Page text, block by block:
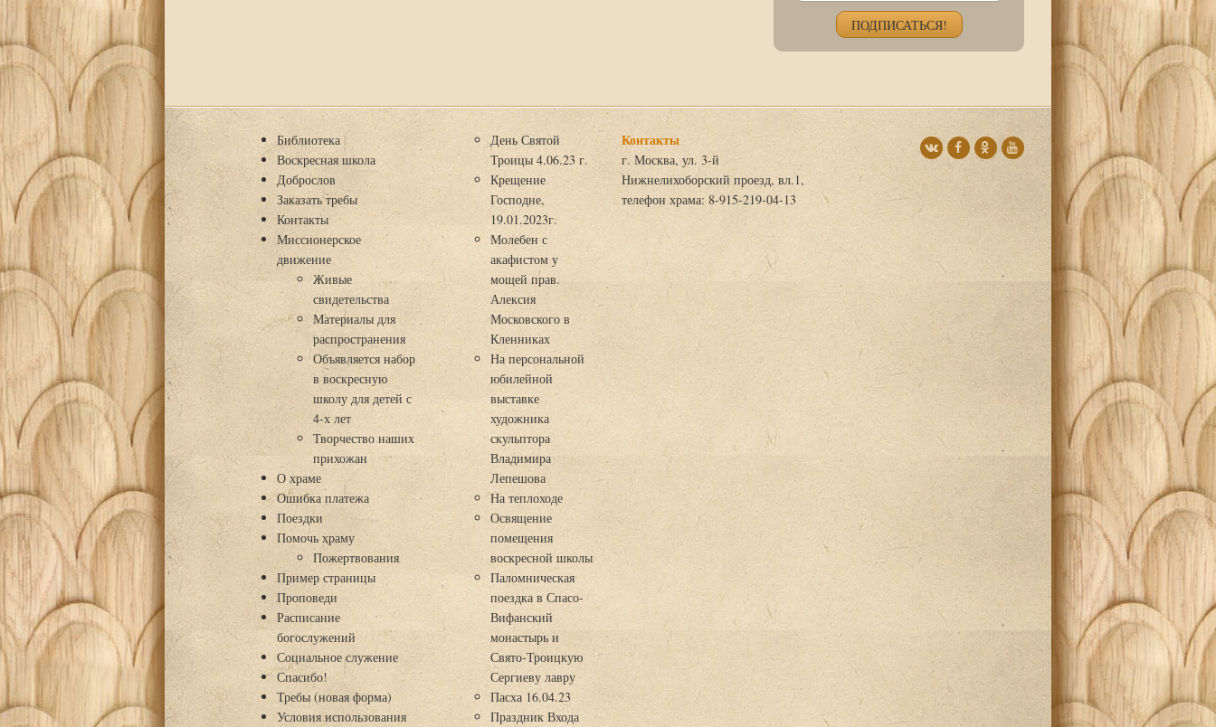
Библиотека
Воскресная школа
Доброслов
Заказать требы
Контакты
Миссионерское
движение
Живые
свидетельства
Материалы для
распространения
Объявляется набор
в воскресную
школу для детей с
4-х лет
Творчество наших
прихожан
О храме
Ошибка платежа
Поездки
Помочь храму
Пожертвования
Пример страницы
Проповеди
Расписание
богослужений
Социальное служение
Спасибо!
Требы (новая форма)
Условия использования
День Святой
Троицы 4.06.23 г.
Крещение
Господне,
19.01.2023г.
Молебен с
акафистом у
мощей прав.
Алексия
Московского в
Кленниках
На персональной
юбилейной
выставке
художника
скульптора
Владимира
Лепешова
На теплоходе
Освящение
помещения
воскресной школы
Паломническая
поездка в Спасо-
Вифанский
монастырь и
Свято-Троицкую
Сергиеву лавру
Пасха 16.04.23
Праздник Входа
Контакты
г. Москва, ул. 3-й
Нижнелихоборский проезд, вл.1,
телефон храма: 8-915-219-04-13